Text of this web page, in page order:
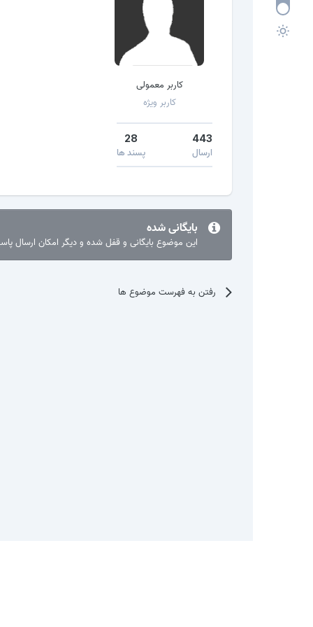
کاربر معمولی
کاربر ویژه
443
ارسال
28
پسند ها
بایگانی شده
این موضوع بایگانی و قفل شده و دیگر امکان ارسال
رفتن به فهرست موضوع ها